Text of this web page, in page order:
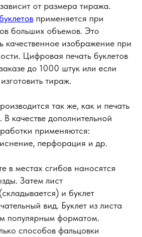
от размера тиража.
применяется при
больших объемов. Это
качественное изображение при
Цифровая печать буклетов
до 1000 штук или если
тираж.
так же, как и печать
В качестве дополнительной
применяются:
перфорация и др.
в местах сгибов наносятся
Затем лист
и буклет
вид. Буклет из листа
популярным форматом.
способов фальцовки